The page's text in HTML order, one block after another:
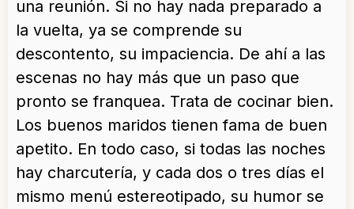
una reunión. Si no hay nada preparado a
la vuelta, ya se comprende su
descontento, su impaciencia. De ahí a las
escenas no hay más que un paso que
pronto se franquea. Trata de cocinar bien.
Los buenos maridos tienen fama de buen
apetito. En todo caso, si todas las noches
hay charcutería, y cada dos o tres días el
mismo menú estereotipado, su humor se